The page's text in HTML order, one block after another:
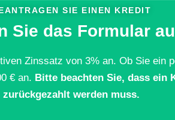
SIE EINEN KREDIT
Sie das Formular
Zinssatz von 3% an. Ob Sie ein
€ an. Bitte beachten Sie, dass ein
zurückgezahlt werden muss.